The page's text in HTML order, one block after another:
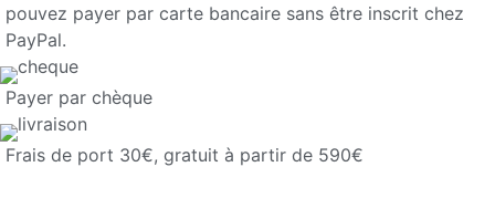
pouvez payer par carte bancaire sans être inscrit chez
PayPal.
Payer par chèque
Frais de port 30€, gratuit à partir de 590€